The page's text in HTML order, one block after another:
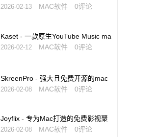
具
2026-02-13 MAC软件 0评论
Kaset - 一款原生YouTube Music ma
cOS客户端
2026-02-12 MAC软件 0评论
SkreenPro - 强大且免费开源的mac
OS截图编辑工具
2026-02-08 MAC软件 0评论
Joyflix - 专为Mac打造的免费影视聚
合与电视直播工具
2026-02-08 MAC软件 0评论